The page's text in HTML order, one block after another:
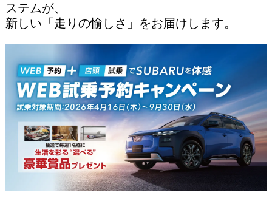
ステムが、
新しい「走りの愉しさ」をお届けします。